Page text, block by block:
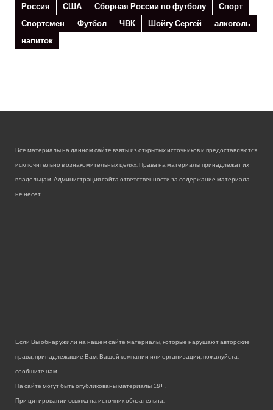
Россия
США Сборная России по футболу
Спорт
Спортсмен
Футбол ЧВК Шойгу Сергей
алкоголь
напиток
Все материалы на данном сайте взяты из открытых источников и предоставляются
исключительно в ознакомительных целях. Права на материалы принадлежат их
владельцам. Администрация сайта ответственности за содержание материала
не несет.
Если Вы обнаружили на нашем сайте материалы, которые нарушают авторские
права, принадлежащие Вам, Вашей компании или организации, пожалуйста,
сообщите нам.
На сайте могут быть опубликованы материалы 18+!
При цитировании ссылка на источник обязательна.